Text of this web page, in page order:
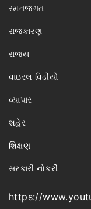
રમતજગત
રાજકારણ
રાજ્ય
વાઇરલ વિડીયો
વ્યાપાર
શહેર
શિક્ષણ
સરકારી નોકરી
https://